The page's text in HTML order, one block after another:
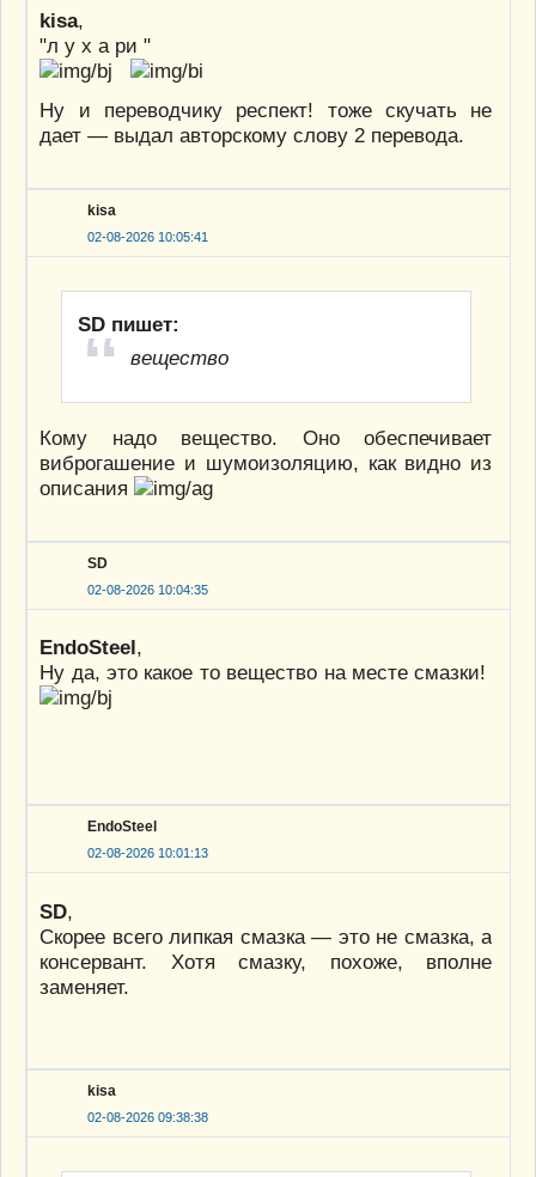
kisa,
"л у х а ри "
Ну и переводчику респект! тоже скучать не
дает — выдал авторскому слову 2 перевода.
kisa
02-08-2026 10:05:41
SD пишет:
вещество
Кому надо вещество. Оно обеспечивает
виброгашение и шумоизоляцию, как видно из
описания
SD
02-08-2026 10:04:35
EndoSteel,
Ну да, это какое то вещество на месте смазки!
EndoSteel
02-08-2026 10:01:13
SD,
Скорее всего липкая смазка — это не смазка, а
консервант. Хотя смазку, похоже, вполне
заменяет.
kisa
02-08-2026 09:38:38